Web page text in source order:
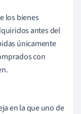
los bienes
antes del
únicamente
con
en la que uno de